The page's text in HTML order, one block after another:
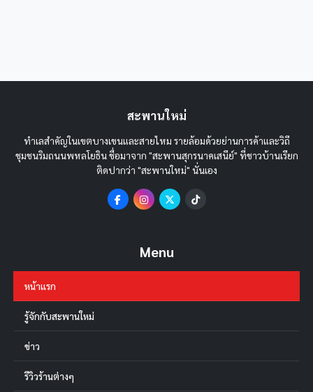
สะพานใหม่
ทำเลสำคัญในเขตบางเขนและสายไหม รายล้อมด้วยย่านการค้าและวิถี
ชุมชนริมถนนพหลโยธิน ชื่อมาจาก "สะพานสุกรนาคเสนีย์" ที่ชาวบ้านเรียก
ติดปากว่า "สะพานใหม่" นั่นเอง
Menu
หน้าแรก
รู้จักกับสะพานใหม่
ข่าว
รีวิวร้านต่างๆ